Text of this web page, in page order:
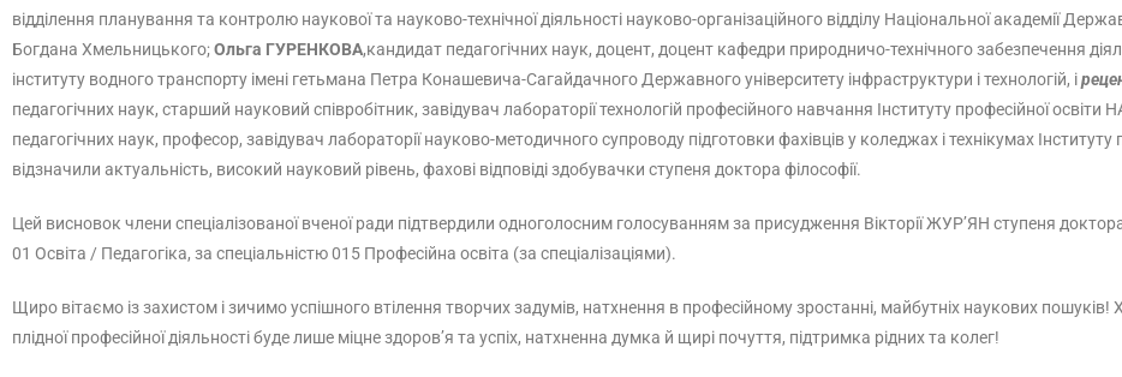
відділення планування та контролю наукової та науково-технічної діяльності науково-організаційного відділу Національної академії
Богдана Хмельницького;Ольга ГУРЕНКОВА,кандидат педагогічних наук, доцент, доцент кафедри природничо-технічного забезпечення
інституту водного транспорту імені гетьмана Петра Конашевича-Сагайдачного Державного університету інфраструктури і технологій, і
педагогічних наук, старший науковий співробітник, завідувач лабораторії технологій професійного навчання Інституту професійної освіти
педагогічних наук, професор, завідувач лабораторії науково-методичного супроводу підготовки фахівців у коледжах і технікумах
відзначили актуальність, високий науковий рівень, фахові відповіді здобувачки ступеня доктора філософії.
Цей висновок члени спеціалізованої вченої ради підтвердили одноголосним голосуванням за присудження Вікторії ЖУР’ЯН ступеня доктора
01 Освіта / Педагогіка, за спеціальністю 015 Професійна освіта (за спеціалізаціями).
Щиро вітаємо із захистом і зичимо успішного втілення творчих задумів, натхнення в професійному зростанні, майбутніх наукових
плідної професійної діяльності буде лише міцне здоров’я та успіх, натхненна думка й щирі почуття, підтримка рідних та колег!